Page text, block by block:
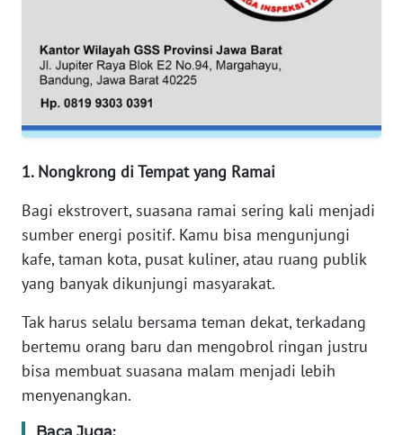
1. Nongkrong di Tempat yang Ramai
Bagi ekstrovert, suasana ramai sering kali menjadi
sumber energi positif. Kamu bisa mengunjungi
kafe, taman kota, pusat kuliner, atau ruang publik
yang banyak dikunjungi masyarakat.
Tak harus selalu bersama teman dekat, terkadang
bertemu orang baru dan mengobrol ringan justru
bisa membuat suasana malam menjadi lebih
menyenangkan.
PAPUA
BARAT
RIAU
WN
SERAMBI
WN
JAMBI
WN
SULTRA
NTB